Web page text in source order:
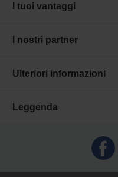
I tuoi vantaggi
I nostri partner
Ulteriori informazioni
Leggenda